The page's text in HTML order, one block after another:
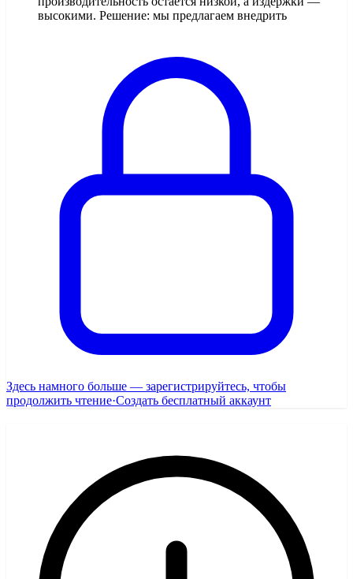
высокими. Решение: мы предлагаем внедрить
Здесь намного больше — зарегистрируйтесь, чтобы
продолжить чтение·Создать бесплатный аккаунт